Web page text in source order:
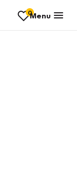
0Menu